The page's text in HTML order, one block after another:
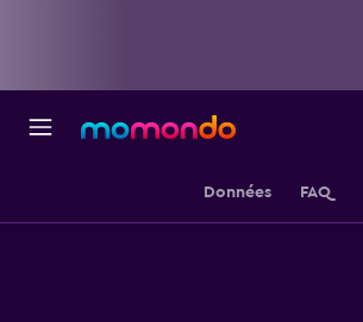
Données FAQ